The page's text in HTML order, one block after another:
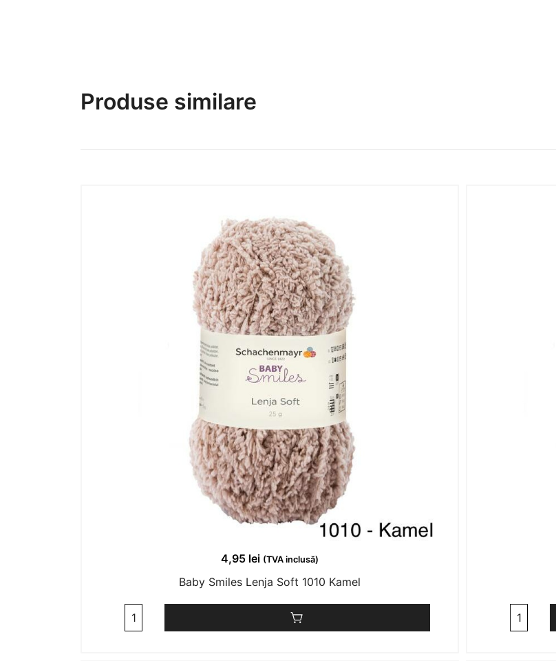
Produse similare
4,95 lei (TVA inclusă)
Baby Smiles Lenja Soft 1010 Kamel
Cantitate
Cantitate